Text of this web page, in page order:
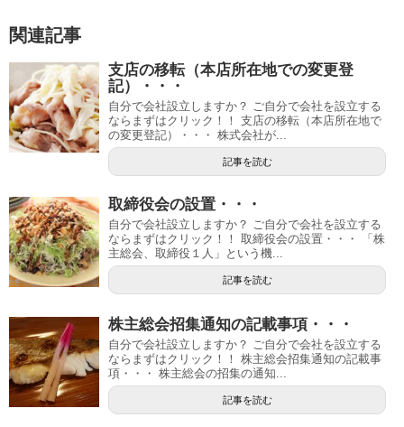
関連記事
支店の移転（本店所在地での変更登
記）・・・
自分で会社設立しますか？ ご自分で会社を設立する
ならまずはクリック！！ 支店の移転（本店所在地で
の変更登記）・・・ 株式会社が...
記事を読む
取締役会の設置・・・
自分で会社設立しますか？ ご自分で会社を設立する
ならまずはクリック！！ 取締役会の設置・・・ 「株
主総会、取締役１人」という機...
記事を読む
株主総会招集通知の記載事項・・・
自分で会社設立しますか？ ご自分で会社を設立する
ならまずはクリック！！ 株主総会招集通知の記載事
項・・・ 株主総会の招集の通知...
記事を読む